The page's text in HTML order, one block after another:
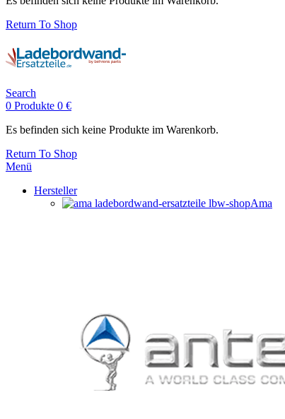
Return To Shop
Search
0 Produkte 0 €
Es befinden sich keine Produkte im Warenkorb.
Return To Shop
Menü
Hersteller
Ama